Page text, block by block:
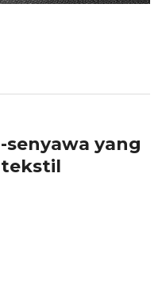
senyawa yang